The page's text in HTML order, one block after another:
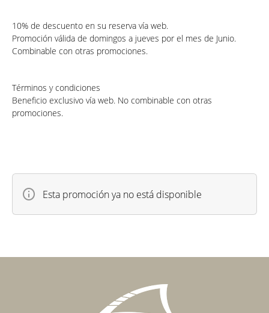
10% de descuento en su reserva vía web.
Promoción válida de domingos a jueves por el mes de Junio.
Combinable con otras promociones.
Términos y condiciones
Beneficio exclusivo vía web. No combinable con otras
promociones.
Esta promoción ya no está disponible